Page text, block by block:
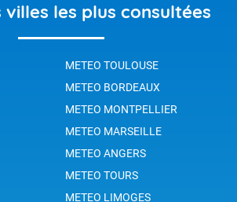
villes les plus consultées
METEO TOULOUSE
METEO BORDEAUX
METEO MONTPELLIER
METEO MARSEILLE
METEO ANGERS
METEO TOURS
METEO LIMOGES